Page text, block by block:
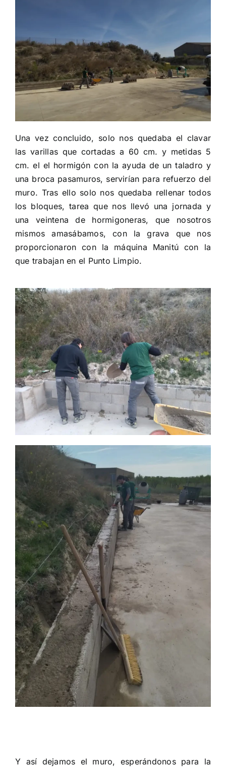
Una vez concluido, solo nos quedaba el clavar
las varillas que cortadas a 60 cm. y metidas 5
cm. el el hormigón con la ayuda de un taladro y
una broca pasamuros, servirían para refuerzo del
muro. Tras ello solo nos quedaba rellenar todos
los bloques, tarea que nos llevó una jornada y
una veintena de hormigoneras, que nosotros
mismos amasábamos, con la grava que nos
proporcionaron con la máquina Manitú con la
que trabajan en el Punto Limpio.
Y así dejamos el muro, esperándonos para la